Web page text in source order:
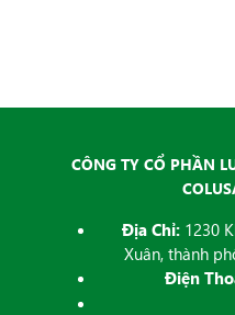
CÔNG TY CỔ PHẦN
Địa Chỉ: 1230
Xuân, thành
Điện